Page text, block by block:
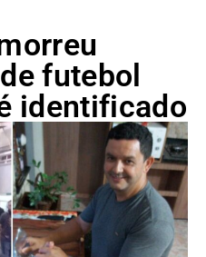
futebol
identificado